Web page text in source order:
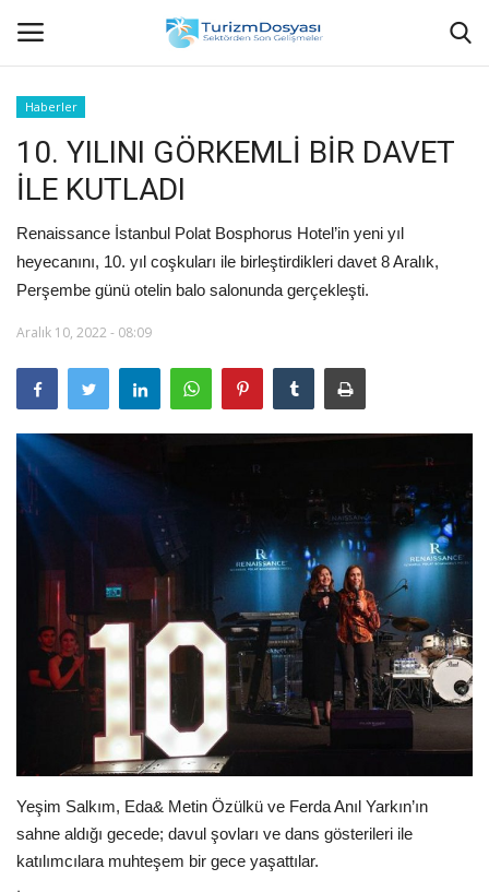
Anasayfa
Bize Ulaşın
Künye
KVKK Aydınlatma Metni
Görüntülü
Araştırma - İnceleme
Lezzet Durakları
Röportajlar
Gezi - Yorum
Sizlerden Gelenler
Yorumlar
Video Tanıtım
Haberler
10. YILINI GÖRKEMLİ BİR DAVET
İLE KUTLADI
Renaissance İstanbul Polat Bosphorus Hotel’in yeni yıl
heyecanını, 10. yıl coşkuları ile birleştirdikleri davet 8 Aralık,
Perşembe günü otelin balo salonunda gerçekleşti.
Aralık 10, 2022 - 08:09
Yeşim Salkım, Eda& Metin Özülkü ve Ferda Anıl Yarkın’ın
sahne aldığı gecede; davul şovları ve dans gösterileri ile
katılımcılara muhteşem bir gece yaşattılar.